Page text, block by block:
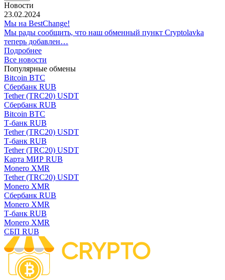
Новости
23.02.2024
Мы на BestChange!
Мы рады сообщить, что наш обменный пункт Cryptolavka
теперь добавлен…
Подробнее
Все новости
Популярные обмены
Bitcoin BTC
Сбербанк RUB
Tether (TRC20) USDT
Сбербанк RUB
Bitcoin BTC
Т-банк RUB
Tether (TRC20) USDT
Т-банк RUB
Tether (TRC20) USDT
Карта МИР RUB
Monero XMR
Tether (TRC20) USDT
Monero XMR
Сбербанк RUB
Monero XMR
Т-банк RUB
Monero XMR
СБП RUB